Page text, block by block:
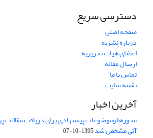
دسترسی سریع
صفحه اصلی
درباره نشریه
اعضای هیات تحریریه
ارسال مقاله
تماس با ما
نقشه سایت
آخرین اخبار
محورها وموضوعات پیشنهادی برای دریافت
آتی مشخص شد1395-10-07